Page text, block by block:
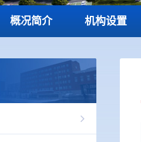
概况简介 机构设置